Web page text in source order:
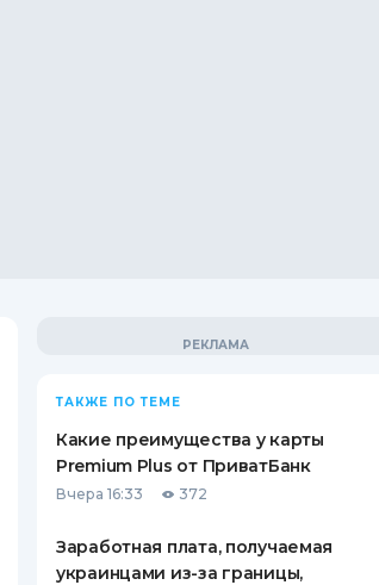
ТАКЖЕ ПО ТЕМЕ
Какие преимущества у карты
Premium Plus от ПриватБанк
Вчера 16:33 372
Заработная плата, получаемая
украинцами из-за границы,